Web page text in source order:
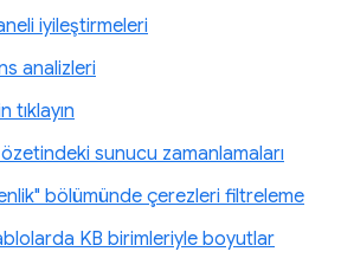
iyileştirmeleri
analizleri
tıklayın
sunucu zamanlamaları
bölümünde çerezleri filtreleme
KB birimleriyle boyutlar